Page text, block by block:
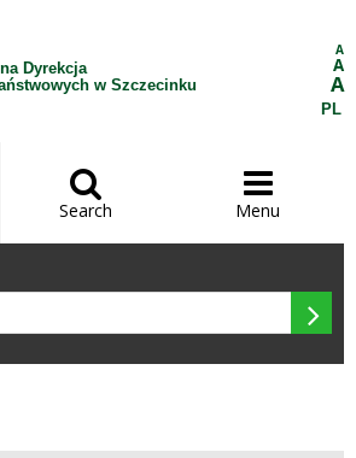
Dyrekcja
w Szczecinku
A
A
A
PL

Search

Menu
